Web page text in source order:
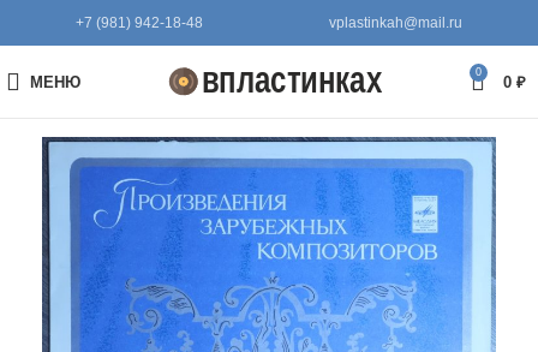
+7 (981) 942-18-48 vplastinkah@mail.ru
МЕНЮ
0
0 ₽